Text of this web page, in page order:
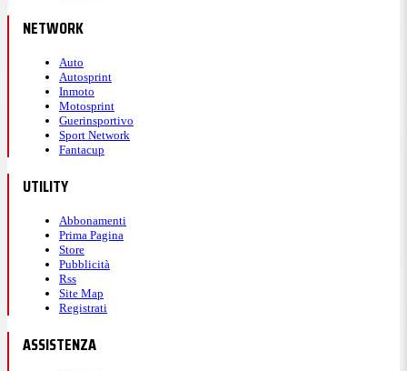
NETWORK
Auto
Autosprint
Inmoto
Motosprint
Guerinsportivo
Sport Network
Fantacup
UTILITY
Abbonamenti
Prima Pagina
Store
Pubblicità
Rss
Site Map
Registrati
ASSISTENZA